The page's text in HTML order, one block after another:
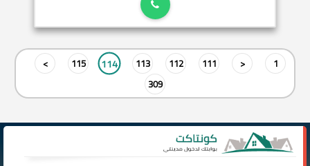
1
<
111
112
113
114
115
>
309